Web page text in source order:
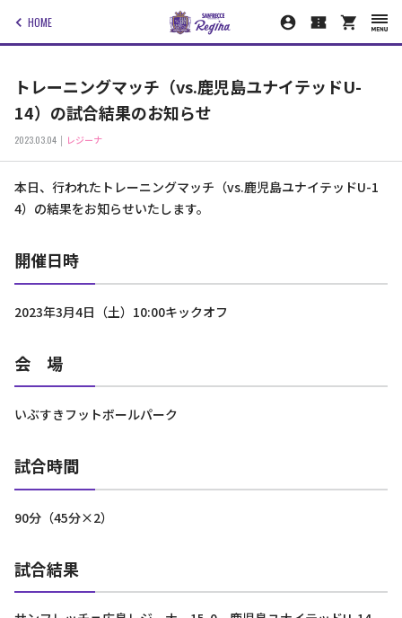
HOME
トレーニングマッチ（vs.鹿児島ユナイテッドU-
14）の試合結果のお知らせ
2023.03.04 レジーナ
本日、行われたトレーニングマッチ（vs.鹿児島ユナイテッドU-1
4）の結果をお知らせいたします。
開催日時
2023年3月4日（土）10:00キックオフ
会 場
いぶすきフットボールパーク
試合時間
90分（45分×2）
試合結果